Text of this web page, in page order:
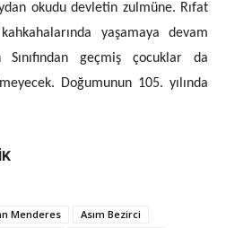
okudu devletin zulmüne. Rıfat
yaşamaya devam
geçmiş çocuklar da
Doğumunun 105. yılında
Menderes
Asım Bezirci